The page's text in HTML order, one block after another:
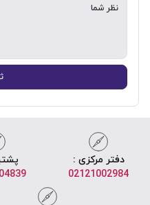
نظر شما
دفتر مرکزی :
02121002984